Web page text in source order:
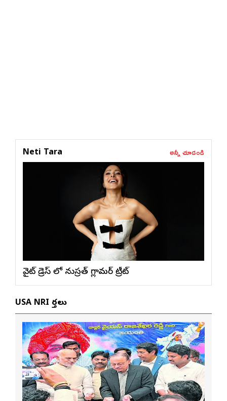
Neti Tara అన్నీ చూడండి
వైట్ డ్రెస్ లో నుస్ర‌త్ గ్లామ‌ర్ ట్రీట్
USA NRI వార్తలు